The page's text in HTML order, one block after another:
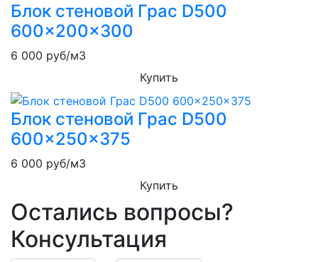
Блок стеновой Грас D500
600x200x300
6 000 руб/м3
Купить
Блок стеновой Грас D500
600x250x375
6 000 руб/м3
Купить
Остались вопросы?
Консультация